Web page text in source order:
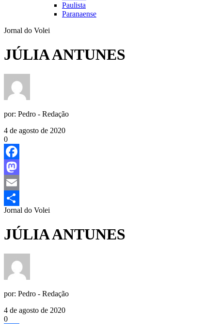
Paulista
Paranaense
Jornal do Volei
JÚLIA ANTUNES
por: Pedro - Redação
4 de agosto de 2020
0
Facebook
Mastodon
Email
Share
Jornal do Volei
JÚLIA ANTUNES
por: Pedro - Redação
4 de agosto de 2020
0